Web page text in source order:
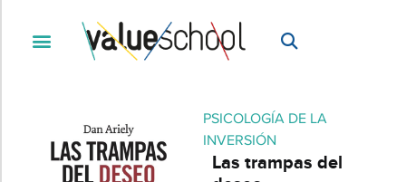
PSICOLOGÍA DE LA
INVERSIÓN
Las trampas del